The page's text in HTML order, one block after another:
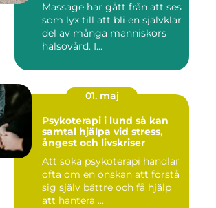
Massage har gått från att ses
som lyx till att bli en självklar
del av många människors
hälsovård. I...
01. maj
Psykoterapi i lund så kan
samtal hjälpa vid stress,
ångest och livskriser
Att söka psykoterapi handlar
ofta om en önskan att förstå
sig själv bättre och få hjälp
att hantera ...